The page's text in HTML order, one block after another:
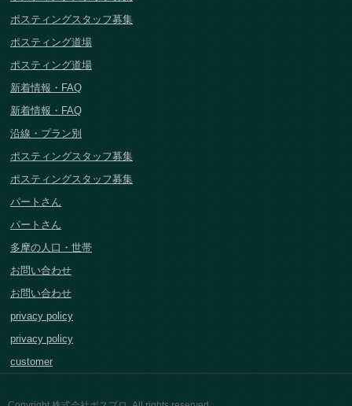
ポスティングスタッフ募集
ポスティング道場
ポスティング道場
新着情報・FAQ
新着情報・FAQ
沿線・プラン別
ポスティングスタッフ募集
ポスティングスタッフ募集
パートさん
パートさん
多摩の人口・世帯
お問い合わせ
お問い合わせ
privacy policy
privacy policy
customer